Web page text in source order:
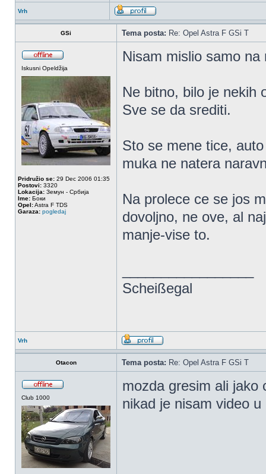
Vrh
GSi Tema posta: Re: Opel Astra F GSi T
Iskusni Opeldžija
Pridružio se: 29 Dec 2006 01:35
Postovi: 3320
Lokacija: Земун - Србија
Ime: Боки
Opel:Astra F TDS
Garaza: pogledaj
Nisam mislio samo
Ne bitno, bilo je nekih
Sve se da srediti.
Sto se mene tice,
muka ne natera
Na prolece ce se jos
dovoljno, ne ove, al
manje-vise to.
Scheißegal
Vrh
Otacon Tema posta: Re: Opel Astra F GSi T
Club 1000
mozda gresim ali jako
nikad je nisam video